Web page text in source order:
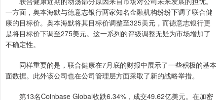
一方面，奥本海默与德意志银行两家知名金融机构纷纷下调了联合健
康的目标价。奥本海默将其目标价调整至325美元，而德意志银行更
是将目标价下调至275美元。这一系列的评级调整无疑为市场增加了
不确定性。
同样重要的是，联合健康在7月底的财报中展示了一些积极的基本
面数据。此外该公司也在公司管理层方面采取了新的战略举措。
第13名Coinbase Global收跌6.34%，成交49.62亿美元。在加密